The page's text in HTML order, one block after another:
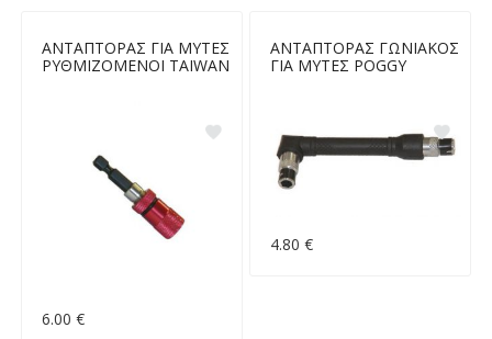
ΑΝΤΑΠΤΟΡΑΣ ΓΙΑ ΜΥΤΕΣ
ΡΥΘΜΙΖΟΜΕΝΟΙ TAIWAN
6.00 €
ΑΝΤΑΠΤΟΡΑΣ ΓΩΝΙΑΚΟΣ
ΓΙΑ ΜΥΤΕΣ POGGY
4.80 €